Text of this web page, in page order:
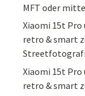
MFT oder
Xiaomi 15t Pro
retro & smart
Xiaomi 15t Pro
retro & smart